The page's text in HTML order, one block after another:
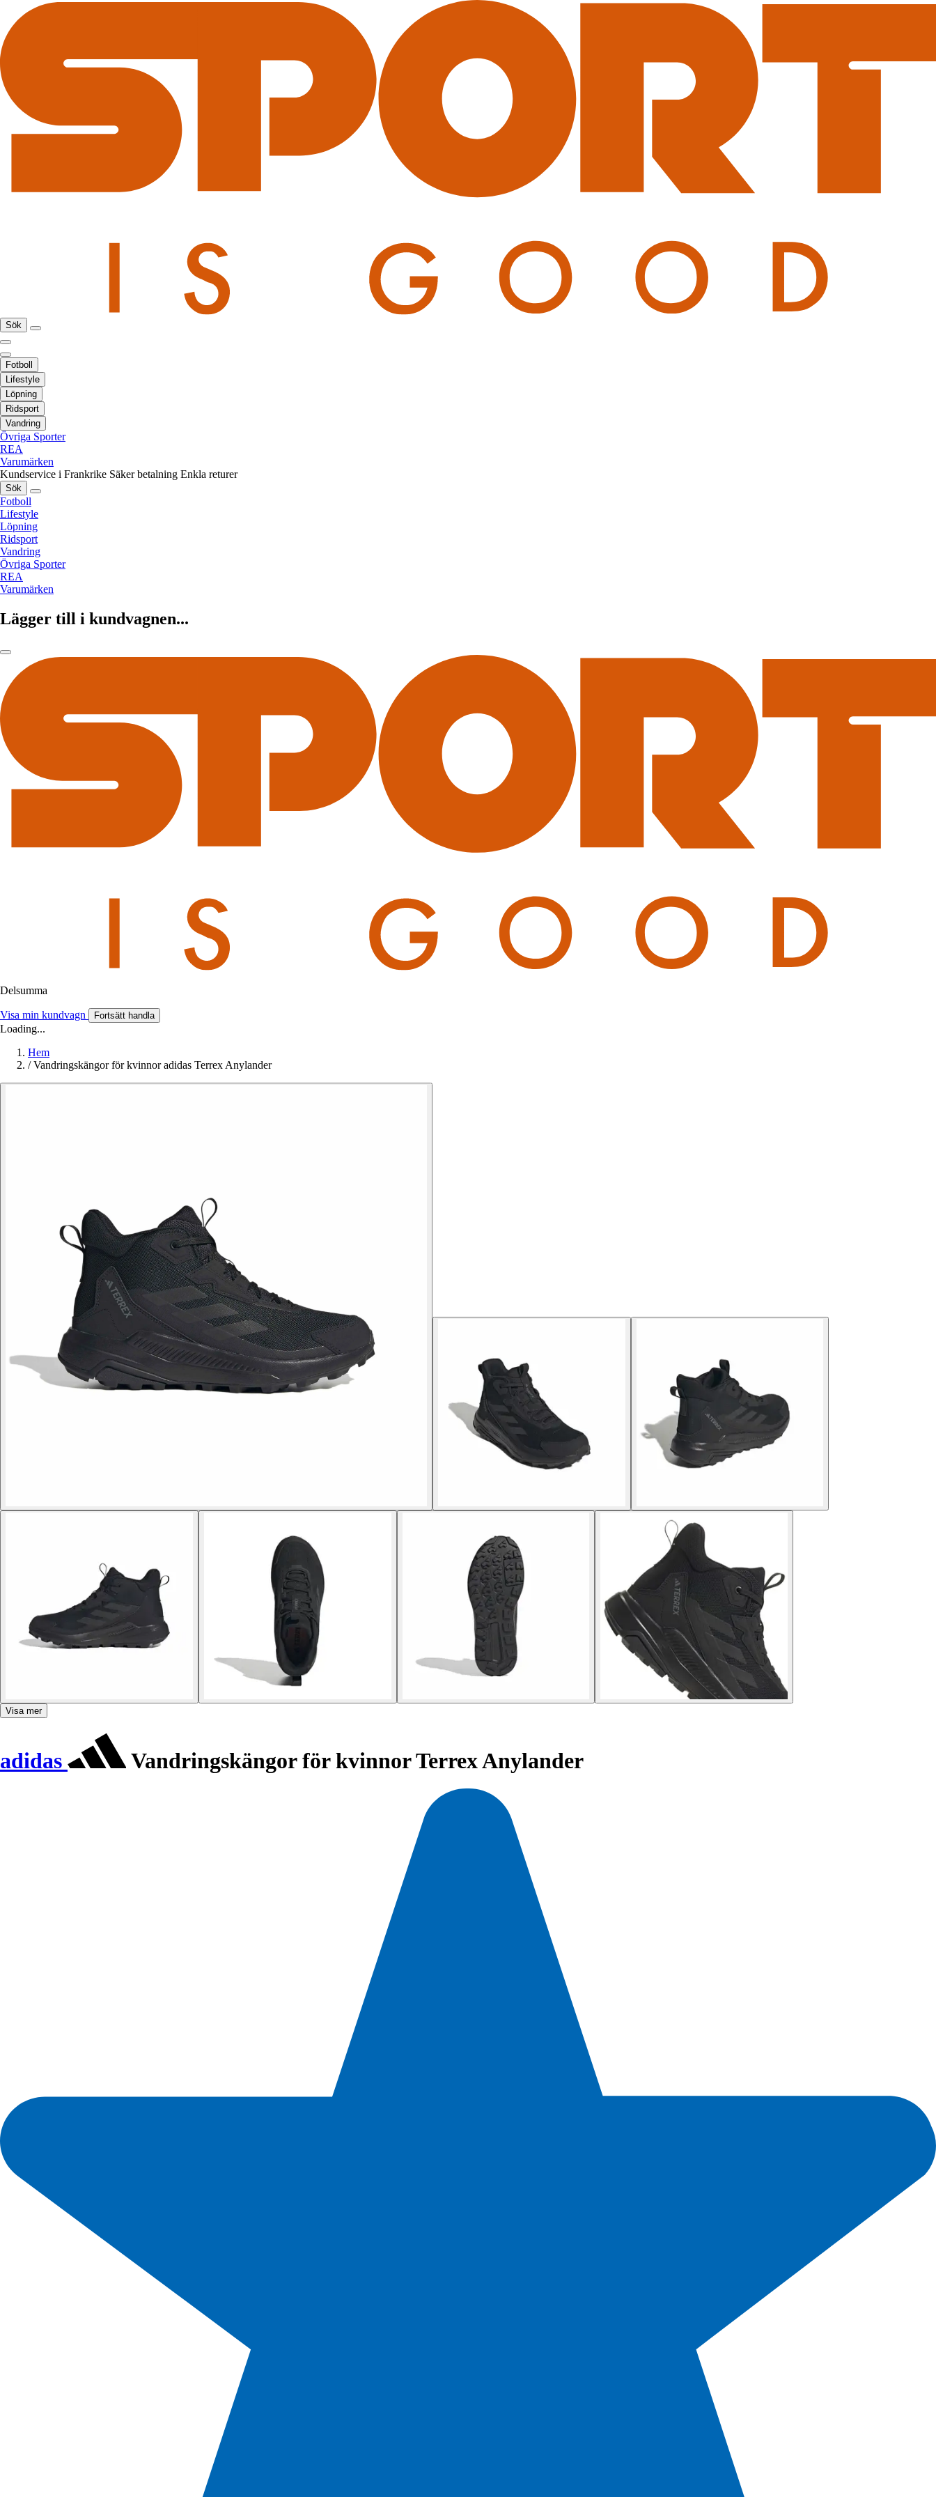
Sök
Fotboll
Lifestyle
Löpning
Ridsport
Vandring
Övriga Sporter
REA
Varumärken
Kundservice i Frankrike Säker betalning Enkla returer
Sök
Fotboll
Lifestyle
Löpning
Ridsport
Vandring
Övriga Sporter
REA
Varumärken
Lägger till i kundvagnen...
Delsumma
Visa min kundvagn Fortsätt handla
Loading...
Hem
/ Vandringskängor för kvinnor adidas Terrex Anylander
Visa mer
adidas Vandringskängor för kvinnor Terrex Anylander